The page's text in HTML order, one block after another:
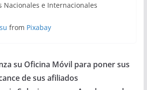
e Internacionales
from Pixabay
su Oficina Móvil para poner sus
de sus afiliados